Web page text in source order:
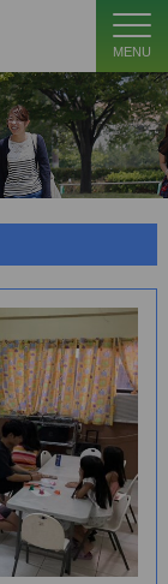
MENU